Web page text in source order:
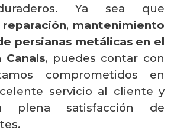
Ya sea que
reparación, mantenimiento
persianas metálicas en el
Canals, puedes contar con
comprometidos en
servicio al cliente y
plena satisfacción de